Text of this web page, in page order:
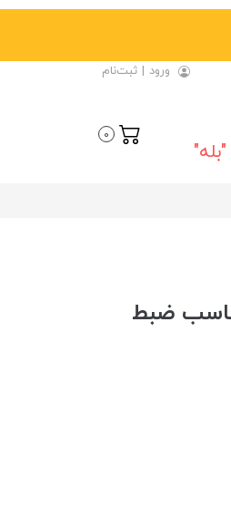
ورود | ثبت‌نام
0